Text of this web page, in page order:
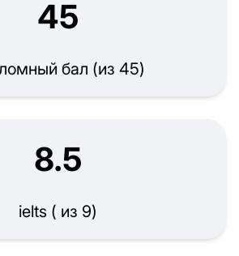
45
бал (из 45)
8.5
ielts ( из 9)